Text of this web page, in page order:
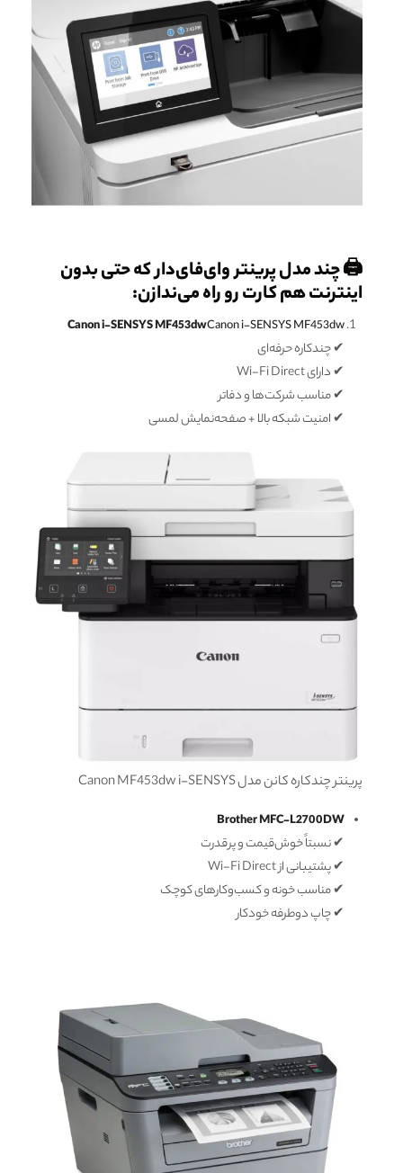
🖨️ چند مدل پرینتر وای‌فای‌دار که حتی بدون
اینترنت هم کارت رو راه می‌ندازن:
Canon i-SENSYS MF453dwCanon i-SENSYS MF453dw
✔ چندکاره حرفه‌ای
✔ دارای Wi-Fi Direct
✔ مناسب شرکت‌ها و دفاتر
✔ امنیت شبکه بالا + صفحه‌نمایش لمسی
پرینتر چندکاره کانن مدل Canon MF453dw i-SENSYS
Brother MFC-L2700DW
✔ نسبتاً خوش‌قیمت و پرقدرت
✔ پشتیبانی از Wi-Fi Direct
✔ مناسب خونه و کسب‌وکارهای کوچک
✔ چاپ دوطرفه خودکار